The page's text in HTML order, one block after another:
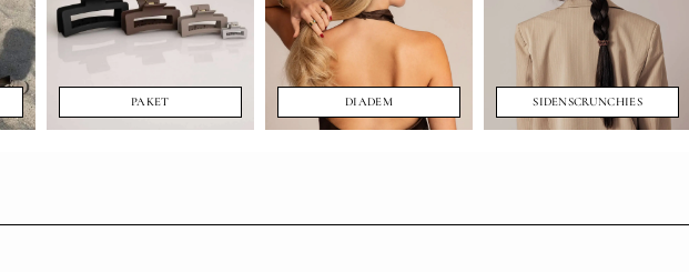
PAKET DIADEM SIDENSCRUNCHIES